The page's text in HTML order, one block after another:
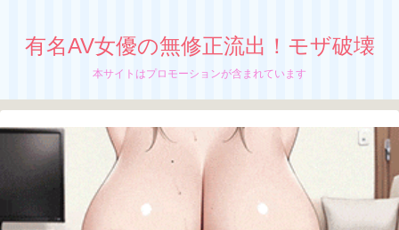
有名AV女優の無修正流出！モザ破壊
本サイトはプロモーションが含まれています
【浅野心愛】無修正流出！モザイク破壊！
媚薬を盛られ身体が火照りの頂点へ